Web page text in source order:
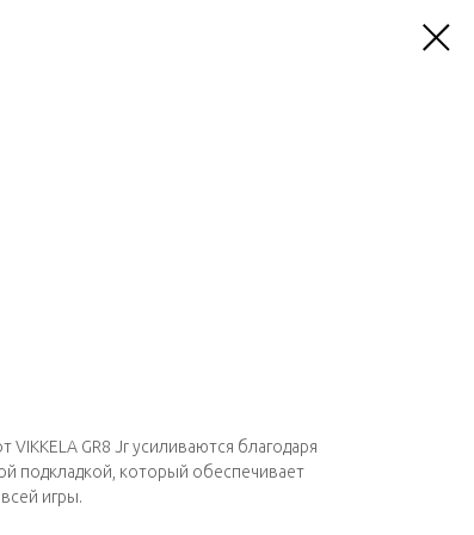
GR8 Jr усиливаются благодаря
подкладкой, который обеспечивает
игры.